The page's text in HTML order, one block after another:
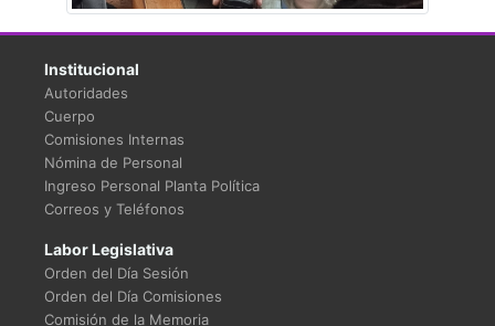
Institucional
Autoridades
Cuerpo
Comisiones Internas
Nómina de Personal
Ingreso Personal Planta Política
Correos y Teléfonos
Labor Legislativa
Orden del Día Sesión
Orden del Día Comisiones
Comisión de la Memoria